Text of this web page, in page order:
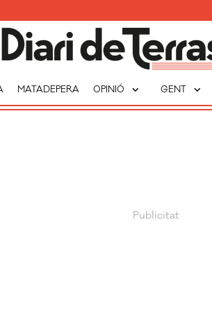
MATADEPERA OPINIÓ expand_more GENT expand_more